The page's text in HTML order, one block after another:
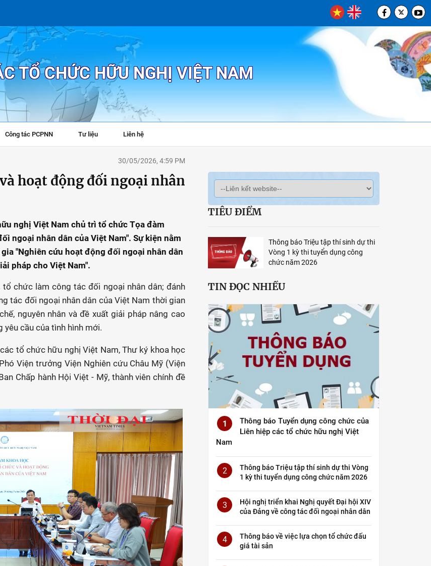
TỔ CHỨC HỮU NGHỊ VIỆT NAM
Công tác PCPNN Tư liệu Liên hệ
30/05/2026, 4:59 PM
hoạt động đối ngoại nhân
nghị Việt Nam chủ trì tổ chức Tọa đàm
ngoại nhân dân của Việt Nam". Sự kiện nằm
"Nghiên cứu hoạt động đối ngoại nhân dân
pháp cho Việt Nam".
chức làm công tác đối ngoại nhân dân; đánh
tác đối ngoại nhân dân của Việt Nam thời gian
nguyên nhân và đề xuất giải pháp nâng cao
yêu cầu của tình hình mới.
tổ chức hữu nghị Việt Nam, Thư ký khoa học
Viện trưởng Viện Nghiên cứu Châu Mỹ (Viện
Chấp hành Hội Việt - Mỹ, thành viên chính đề
TIÊU ĐIỂM
Thông báo Triệu tập thí sinh dự thi
Vòng 1 kỳ thi tuyển dụng công
chức năm 2026
TIN ĐỌC NHIỀU
1
Thông báo Tuyển dụng công chức của
Liên hiệp các tổ chức hữu nghị Việt
Nam
2
Thông báo Triệu tập thí sinh dự thi Vòng
1 kỳ thi tuyển dụng công chức năm 2026
3
Hội nghị triển khai Nghị quyết Đại hội XIV
của Đảng về công tác đối ngoại nhân dân
4
Thông báo về việc lựa chọn tổ chức đấu
giá tài sản